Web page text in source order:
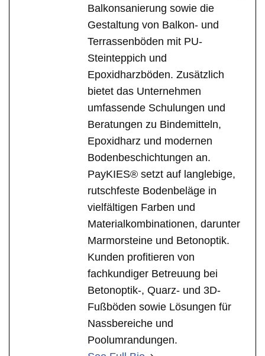
Balkonsanierung sowie die
Gestaltung von Balkon- und
Terrassenböden mit PU-
Steinteppich und
Epoxidharzböden. Zusätzlich
bietet das Unternehmen
umfassende Schulungen und
Beratungen zu Bindemitteln,
Epoxidharz und modernen
Bodenbeschichtungen an.
PayKIES® setzt auf langlebige,
rutschfeste Bodenbeläge in
vielfältigen Farben und
Materialkombinationen, darunter
Marmorsteine und Betonoptik.
Kunden profitieren von
fachkundiger Betreuung bei
Betonoptik-, Quarz- und 3D-
Fußböden sowie Lösungen für
Nassbereiche und
Poolumrandungen.